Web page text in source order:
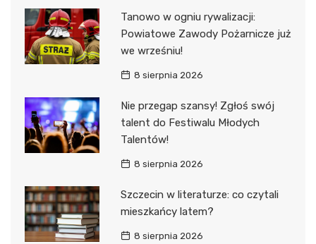
Tanowo w ogniu rywalizacji:
Powiatowe Zawody Pożarnicze już
we wrześniu!
8 sierpnia 2026
Nie przegap szansy! Zgłoś swój
talent do Festiwalu Młodych
Talentów!
8 sierpnia 2026
Szczecin w literaturze: co czytali
mieszkańcy latem?
8 sierpnia 2026